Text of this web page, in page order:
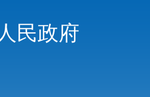
民政府